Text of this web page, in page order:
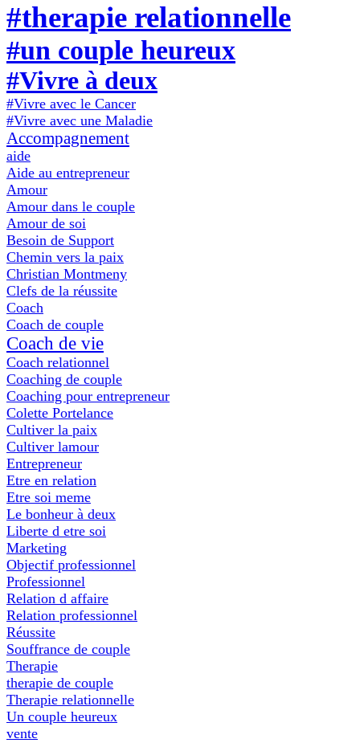
#therapie relationnelle
#un couple heureux
#Vivre à deux
#Vivre avec le Cancer
#Vivre avec une Maladie
Accompagnement
aide
Aide au entrepreneur
Amour
Amour dans le couple
Amour de soi
Besoin de Support
Chemin vers la paix
Christian Montmeny
Clefs de la réussite
Coach
Coach de couple
Coach de vie
Coach relationnel
Coaching de couple
Coaching pour entrepreneur
Colette Portelance
Cultiver la paix
Cultiver lamour
Entrepreneur
Etre en relation
Etre soi meme
Le bonheur à deux
Liberte d etre soi
Marketing
Objectif professionnel
Professionnel
Relation d affaire
Relation professionnel
Réussite
Souffrance de couple
Therapie
therapie de couple
Therapie relationnelle
Un couple heureux
vente